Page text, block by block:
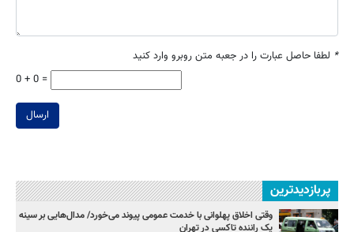
* لطفا حاصل عبارت را در جعبه متن روبرو وارد کنید
0 + 0 =
ارسال
پربازدیدترین
وقتی اخلاق پهلوانی با خدمت عمومی پیوند می‌خورد/ مدال‌هایی بر سینه
یک راننده تاکسی در تهران